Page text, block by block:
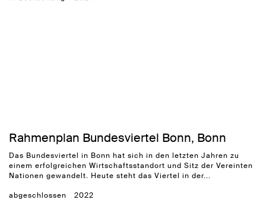
Rahmenplan Bundesviertel Bonn, Bonn
Das Bundesviertel in Bonn hat sich in den letzten Jahren zu
einem erfolgreichen Wirtschaftsstandort und Sitz der Vereinten
Nationen gewandelt. Heute steht das Viertel in der...
abgeschlossen 2022